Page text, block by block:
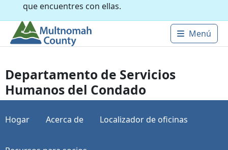
que encuentres con ellas.
Main
Menú
Departamento de Servicios
Humanos del Condado
Hogar Acerca de Localizador de oficinas